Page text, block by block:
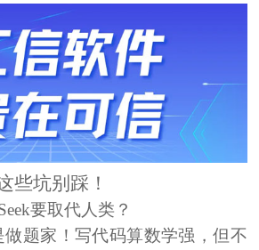
些坑别踩！
要取代人类？
做题家！写代码算数学强，但不